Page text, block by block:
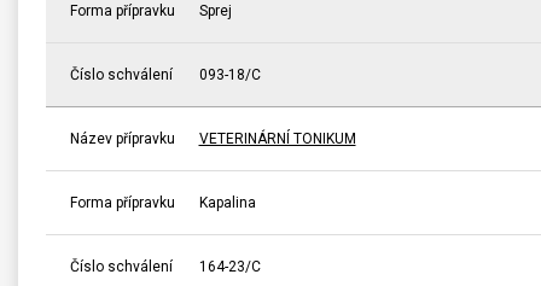
Forma přípravku Sprej
Číslo schválení 093-18/C
Název přípravku VETERINÁRNÍ TONIKUM
Forma přípravku Kapalina
Číslo schválení 164-23/C